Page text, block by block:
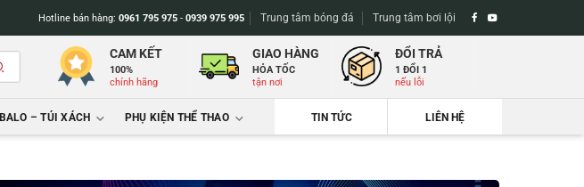
Hotline bán hàng: 0961 795 975- 0939 975 995 Trung tâm bóng đá Trung tâm bơi lội
CAM KẾT
100%
chính hãng
GIAO HÀNG
HỎA TỐC
tận nơi
ĐỔI TRẢ
1 ĐỔI 1
nếu lỗi
BALO – TÚI XÁCH PHỤ KIỆN THỂ THAO TIN TỨC LIÊN HỆ